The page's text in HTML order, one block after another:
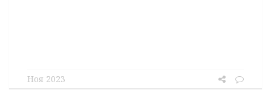
Ноя 2023